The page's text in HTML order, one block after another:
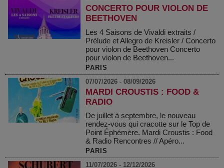
CONCERTO POUR VIOLON DE
BEETHOVEN
Les 4 Saisons de Vivaldi extraits /
Prélude et Allegro de Kreisler / Concerto
pour violon de Beethoven Concerto
pour violon de Beethoven...
PARIS
07/07/2026 - 08/09/2026
MARDI CROUSTIS : FOOD &
RADIO
De juillet à septembre, le nouveau
rendez-vous qui cracotte sur le Top de
Point Éphémère. Mardi Croustis : Food
& Radio Rencontres // Apéro...
PARIS
11/07/2026 - 12/12/2026